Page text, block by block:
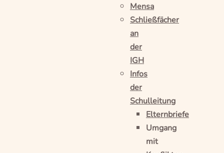
Mensa
Schließfächer
an
der
IGH
Infos
der
Schulleitung
Elternbriefe
Umgang
mit